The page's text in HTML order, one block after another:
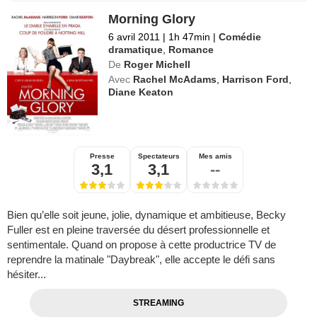
Morning Glory
6 avril 2011 | 1h 47min | Comédie
dramatique Romance
De Roger Michell
Avec Rachel McAdams Harrison Ford
Diane Keaton
Presse
3,1
Spectateurs
3,1
Mes amis
--
Bien qu’elle soit jeune, jolie, dynamique et ambitieuse, Becky
Fuller est en pleine traversée du désert professionnelle et
sentimentale. Quand on propose à cette productrice TV de
reprendre la matinale "Daybreak", elle accepte le défi sans
hésiter...
STREAMING